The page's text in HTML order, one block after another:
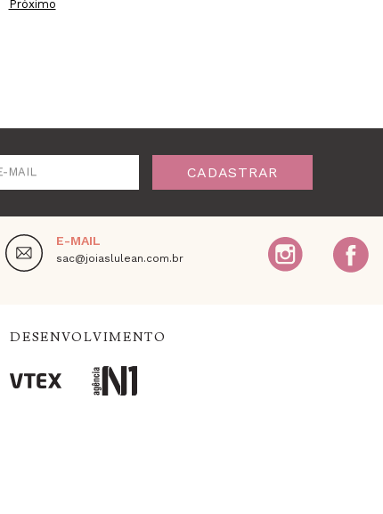
Próximo
MAIL CADASTRAR
E-MAIL
sac@joiaslulean.com.br
DESENVOLVIMENTO